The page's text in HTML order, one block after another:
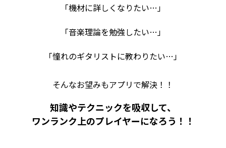
「機材に詳しくなりたい…」
「音楽理論を勉強したい…」
「憧れのギタリストに教わりたい…」
そんなお望みもアプリで解決！！
知識やテクニックを吸収して、
ワンランク上のプレイヤーになろう！！